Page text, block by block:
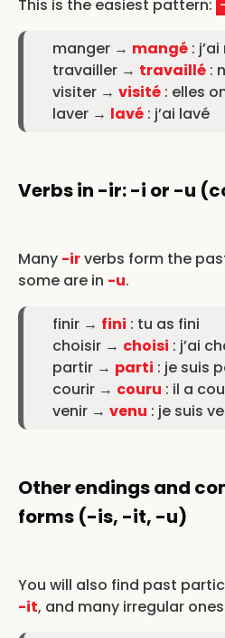
This is the easiest pattern:
manger → mangé :
travailler → travaillé :
visiter → visité : elles
laver → lavé : j’ai lavé
Verbs in -ir: -i or -u
Many -irverbs form the
some are in -u.
finir → fini : tu as fini
choisir → choisi : j’ai
partir → parti : je suis
courir → couru : il a
venir → venu : je suis
Other endings and
forms (-is, -it, -u)
You will also find past
-it, and many irregular